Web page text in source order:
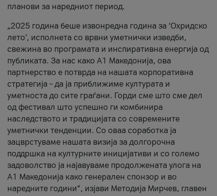
планови за наредниот период.
„2025 година беше извонредна година за ‘Охридско
лето’, исполнета со врвни уметнички изведби,
свежина во програмата и инспиративна енергија од
публиката. За нас како A1 Македонија, ова
партнерство е потврда на нашата корпоративна
стратегија – да ја приближиме културата и
уметноста до сите граѓани. Горди сме што сме дел
од фестивал што успешно ги комбинира
наследството и традицијата со современите
уметнички тенденции. Со оваа соработка ја
зацврстуваме нашата визија за долгорочна
поддршка на културните иницијативи и со големо
задоволство ја најавуваме продолжената улога на
A1 Македонија како генерален спонзор и во
наредните години“, изјави Методија Мирчев, главен